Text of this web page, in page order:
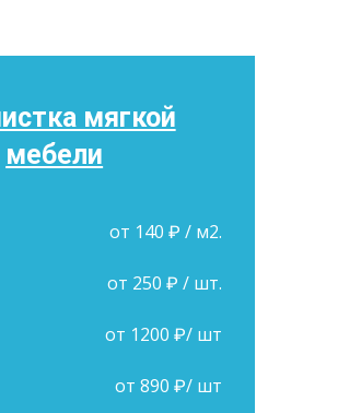
мягкой
мебели
от 140 ₽ / м2.
от 250 ₽ / шт.
от 1200 ₽/ шт
от 890 ₽/ шт